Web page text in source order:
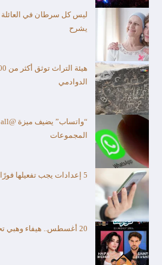
ليس كل سرطان في العائلة
يشرح
الدوادمي
المجموعات
5 إعدادات يجب تفعيلها فورًا بعد شراء آيفون جديد
20 أغسطس.. هيفاء وهبي تحيي حفلا غنائيا في السعودية